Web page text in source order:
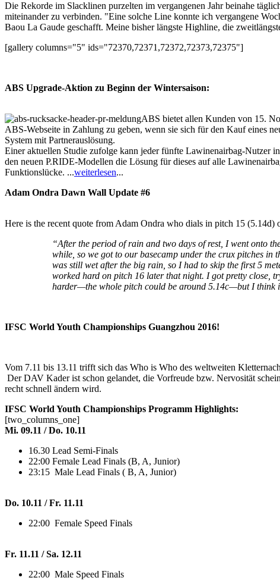
Die Rekorde im Slacklinen purzelten im vergangenen Jahr beinahe
miteinander zu verbinden. "Eine solche Line konnte ich vergangene
Baou La Gaude geschafft. Meine bisher längste Highline, die
[gallery columns="5" ids="72370,72371,72372,72373,72375"]
ABS Upgrade-Aktion zu Beginn der Wintersaison:
ABS bietet allen Kunden von 15.
ABS-Webseite in Zahlung zu geben, wenn sie sich für den Kauf eines
System mit Partnerauslösung.
Einer aktuellen Studie zufolge kann jeder fünfte Lawinenairbag-Nutzer
den neuen P.RIDE-Modellen die Lösung für dieses auf alle
Funktionslücke. ...weiterlesen...
Adam Ondra Dawn Wall Update #6
Here is the recent quote from Adam Ondra who dials in pitch 15 (5.14d)
“After the period of rain and two days of rest, I went onto
while, so we got to our basecamp under the crux pitches
was still wet after the big rain, so I had to skip the first 5
worked hard on pitch 16 later that night. I got pretty close,
harder—the whole pitch could be around 5.14c—but I think
IFSC World Youth Championships Guangzhou 2016!
Vom 7.11 bis 13.11 trifft sich das Who is Who des weltweiten
Der DAV Kader ist schon gelandet, die Vorfreude bzw. Nervosität
recht schnell ändern wird.
IFSC World Youth Championships Programm Highlights:
[two_columns_one]
Mi. 09.11 / Do. 10.11
16.30 Lead Semi-Finals
22:00 Female Lead Finals (B, A, Junior)
23:15 Male Lead Finals ( B, A, Junior)
Do. 10.11 / Fr. 11.11
22:00 Female Speed Finals
Fr. 11.11 / Sa. 12.11
22:00 Male Speed Finals